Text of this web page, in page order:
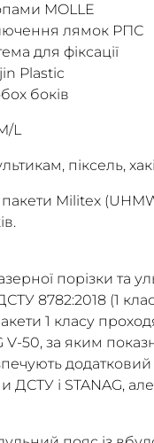
MOLLE
лямок РПС
для фіксації
Plastic
боків
L
піксель,
пакети Militex
порізки та
8782:2018 (1
1 класу
V-50, за яким
додатковий
і STANAG,